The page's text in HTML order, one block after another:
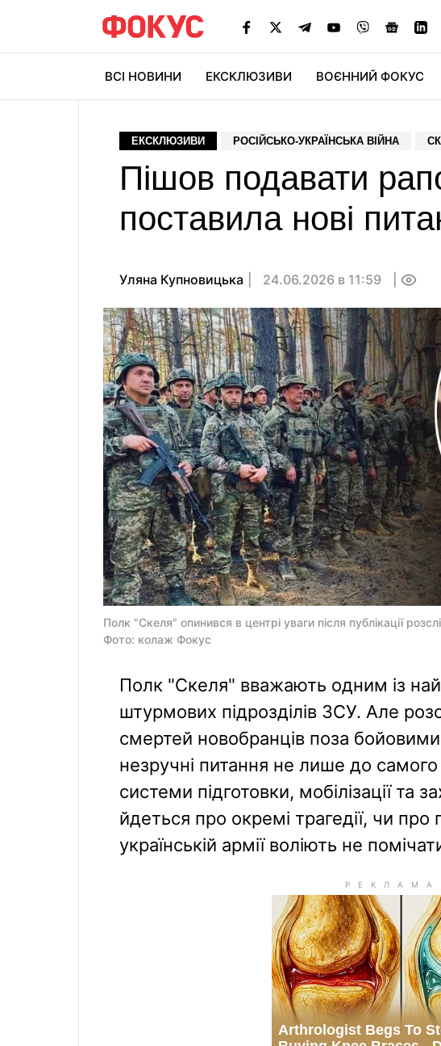
ВСІ НОВИНИ ЕКСКЛЮЗИВИ ВОЄННИЙ ФОКУС
ЕКСКЛЮЗИВИ РОСІЙСЬКО-УКРАЇНСЬКА ВІЙНА
Пішов подавати
поставила нові
Уляна Купновицька 24.06.2026 в 11:59
Полк "Скеля" опинився в центрі уваги після публікації
Фото: колаж Фокус
Полк "Скеля" вважають одним із
штурмових підрозділів ЗСУ. Але
смертей новобранців поза
незручні питання не лише до самого
системи підготовки, мобілізації та
йдеться про окремі трагедії, чи
українській армії воліють не